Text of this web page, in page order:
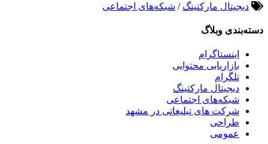
دیجیتال مارکتینگ / شبکه‌های اجتماعی
دسته‌بندی وبلاگ
اینستاگرام
بازاریابی محتوایی
تلگرام
دیجیتال مارکتینگ
شبکه‌های اجتماعی
شرکت های تبلیغاتی در مشهد
طراحی
عمومی